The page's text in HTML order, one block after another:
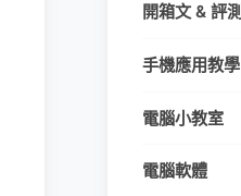
開箱文 & 評測
手機應用教學
電腦小教室
電腦軟體